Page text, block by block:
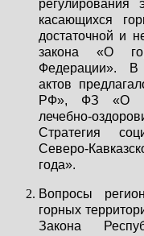
регулирования
касающихся
достаточной и
закона «О
Федерации». В
актов
РФ», ФЗ «О
лечебно-
Стратегия
Северо-
года».
Вопросы
горных
Закона